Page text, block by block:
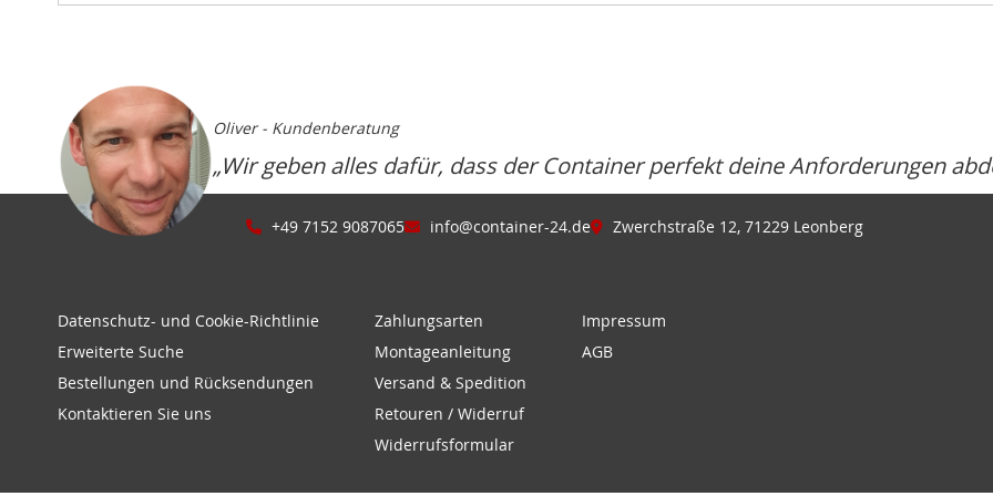
Oliver - Kundenberatung
„Wir geben alles dafür, dass der Container perfekt deine Anforderungen
+49 7152 9087065 info@container-24.de Zwerchstraße 12, 71229 Leonberg
Datenschutz- und Cookie-Richtlinie
Erweiterte Suche
Bestellungen und Rücksendungen
Kontaktieren Sie uns
Zahlungsarten
Montageanleitung
Versand & Spedition
Retouren / Widerruf
Widerrufsformular
Impressum
AGB